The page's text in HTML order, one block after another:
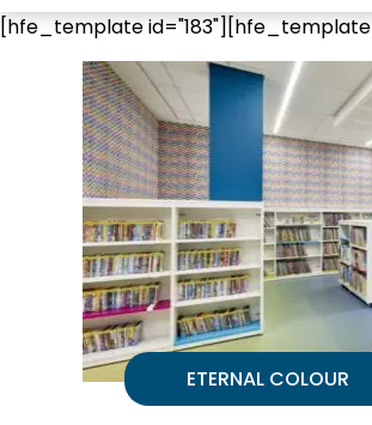
[hfe_template id="183"][hfe_template
ETERNAL COLOUR